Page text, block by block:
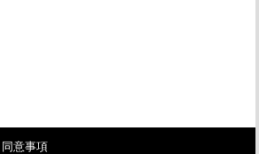
意事項